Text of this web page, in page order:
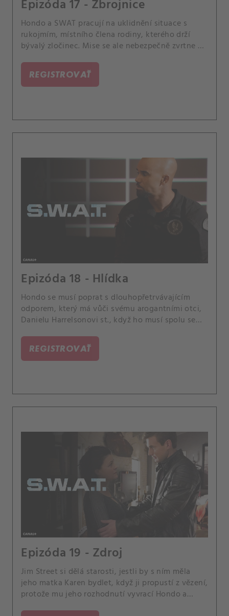
Epizóda 17 - Zbrojnice
Hondo a SWAT pracují na uklidnění situace s
rukojmím, místního člena rodiny, kterého drží
bývalý zločinec. Mise se ale nebezpečně zvrtne a
REGISTROVAŤ
Epizóda 18 - Hlídka
Hondo se musí poprat s dlouhopřetrvá­vajícím
odporem, který má vůči svému arogantními otci,
Danielu Harrelsonovi st., když ho musí spolu se
nemůže žít sám.
REGISTROVAŤ
Epizóda 19 - Zdroj
Jim Street si dělá starosti, jestli by s ním měla
jeho matka Karen bydlet, když ji propustí z vězení,
protože mu jeho rozhodnutí vyvrací Hondo a